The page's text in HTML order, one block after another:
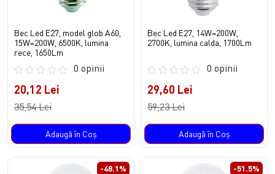
Bec Led E27, model glob A60,
15W=200W, 6500K, lumina
rece, 1650Lm
0 opinii
20,12 Lei
35,54 Lei
Adaugă în Coş
Bec Led E27, 14W=200W,
2700K, lumina calda, 1700Lm
0 opinii
29,60 Lei
59,23 Lei
Adaugă în Coş
-48.1% -51.5%